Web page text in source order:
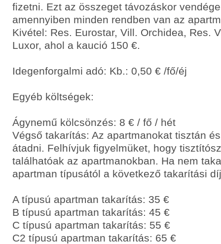
fizetni. Ezt az összeget távozáskor
amennyiben minden rendben van az
Kivétel: Res. Eurostar, Vill. Orchidea, Res.
Luxor, ahol a kaució 150 €.
Idegenforgalmi adó: Kb.: 0,50 € /fő/éj
Egyéb költségek:
Ágynemű kölcsönzés: 8 € / fő / hét
Végső takarítás: Az apartmanokat tisztán
átadni. Felhívjuk figyelmüket, hogy
találhatóak az apartmanokban. Ha nem
apartman típusától a következő takarítási
A típusú apartman takarítás: 35 €
B típusú apartman takarítás: 45 €
C típusú apartman takarítás: 55 €
C2 típusú apartman takarítás: 65 €